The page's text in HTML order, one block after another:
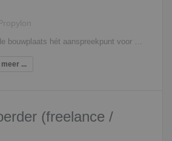
De uitvoerder is op de bouwplaats hét aanspreekpunt voor alle betrokken partijen op de bouw. Zo stuur je onderaannemers aan, heb je regelmatig overleg met de projectleider, verdeel je de werkzaamheden over de ploegen en geef je leiding aan junior uitvoerders. Verder ben je verantwoordelijk voor het afroepen van materieel en materialen, de algehele voortgang en planningen van het bouwproject, het signaleren van meer- en minderwerk en de volledige personeelsinzet.
...
(freelance /